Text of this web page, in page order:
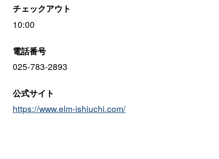
チェックアウト
10:00
電話番号
025-783-2893
公式サイト
https://www.elm-ishiuchi.com/